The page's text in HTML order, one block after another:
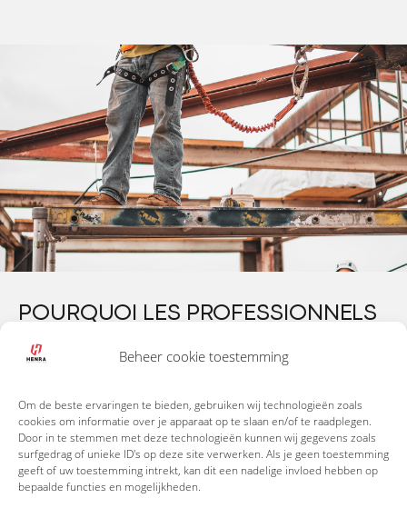
Beheer cookie toestemming
Om de beste ervaringen te bieden, gebruiken wij technologieën zoals
cookies om informatie over je apparaat op te slaan en/of te raadplegen.
Door in te stemmen met deze technologieën kunnen wij gegevens zoals
surfgedrag of unieke ID's op deze site verwerken. Als je geen toestemming
geeft of uw toestemming intrekt, kan dit een nadelige invloed hebben op
bepaalde functies en mogelijkheden.
POURQUOI LES PROFESSIONNELS
Ce wagon à plateaux majeure a été développé
tant que professionnel, vous savez ce que l’on
attend de vous. Chaque jour, vous travaillez sous
haute pression pour réaliser les meilleures
performances! Comme aucun autre, vous voulez